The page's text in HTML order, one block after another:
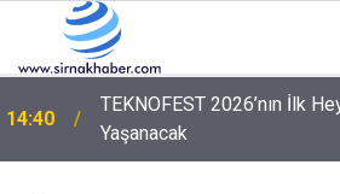
14:16
Milletvekili Mehmet Zeki
"40 Derece Sıcakta